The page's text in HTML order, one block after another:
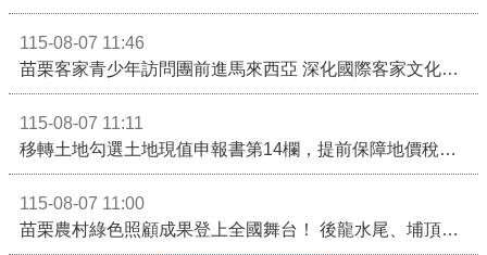
115-08-07 11:46
苗栗客家青少年訪問團前進馬來西亞 深化國際客家文化交流
115-08-07 11:11
移轉土地勾選土地現值申報書第14欄，提前保障地價稅節稅權益
115-08-07 11:00
苗栗農村綠色照顧成果登上全國舞台！ 後龍水尾、埔頂社區前進2026高齡健康產業博覽會